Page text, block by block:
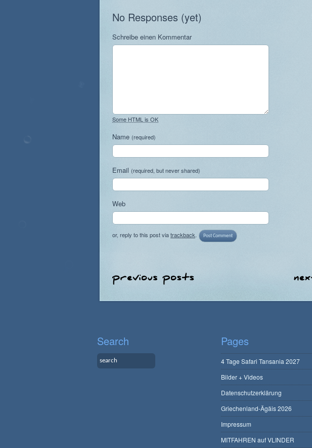
No Responses (yet)
Schreibe einen Kommentar
Some HTML is OK
Name (required)
Email (required, but never shared)
Web
or, reply to this post viatrackback
Search Pages
4 Tage Safari Tansania 2027
Bilder + Videos
Datenschutzerklärung
Griechenland-Ägäis 2026
Impressum
MITFAHREN auf VLINDER